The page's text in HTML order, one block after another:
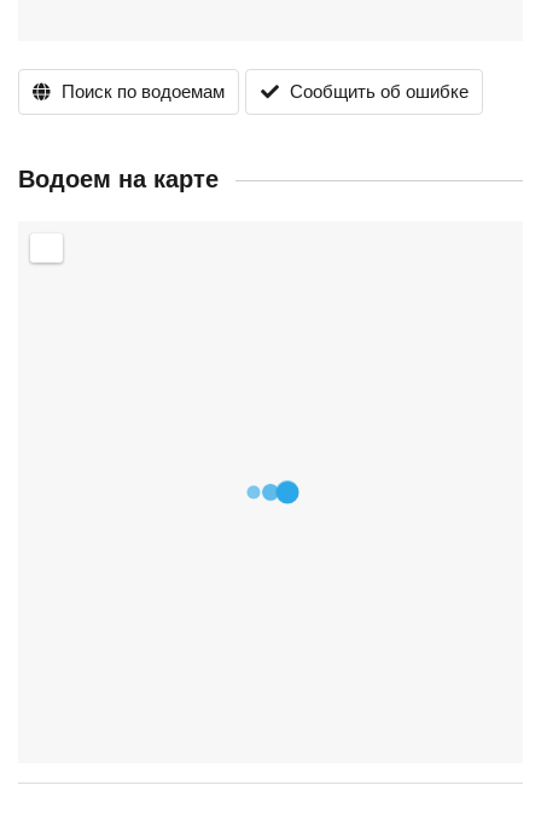
Поиск по водоемам Сообщить об ошибке
Водоем на карте